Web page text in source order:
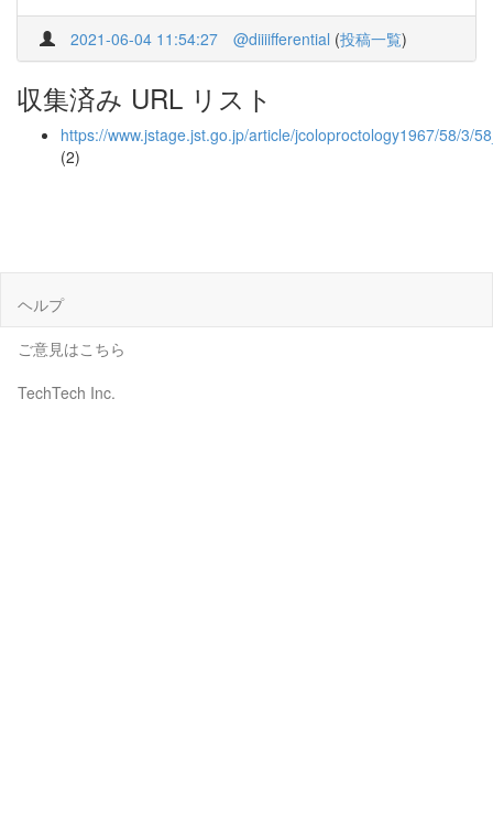
2021-06-04 11:54:27 @diiiifferential (投稿一覧)
収集済み URL リスト
https://www.jstage.jst.go.jp/article/jcoloproctology1967/58/3/
(2)
ヘルプ
ご意見はこちら
TechTech Inc.